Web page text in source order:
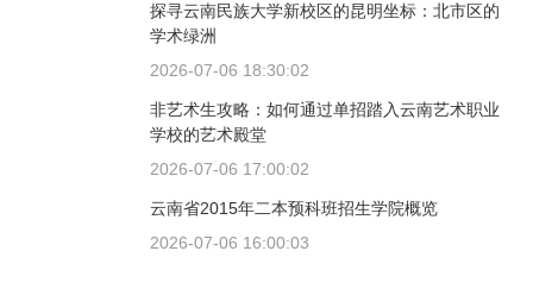
探寻云南民族大学新校区的昆明坐标：北市区的
学术绿洲
2026-07-06 18:30:02
非艺术生攻略：如何通过单招踏入云南艺术职业
学校的艺术殿堂
2026-07-06 17:00:02
云南省2015年二本预科班招生学院概览
2026-07-06 16:00:03